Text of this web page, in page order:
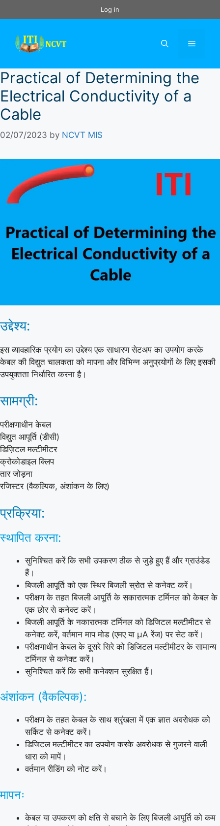
to
Log in
Menu
Practical of Determining the
Electrical Conductivity of a
Cable
02/07/2023 by NCVT MIS
उद्देश्य:
इस व्यावहारिक प्रयोग का उद्देश्य एक साधारण सेटअप का उपयोग करके
केबल की विद्युत चालकता को मापना और विभिन्न अनुप्रयोगों के लिए इसकी
उपयुक्तता निर्धारित करना है।
सामग्री:
परीक्षणाधीन केबल
विद्युत आपूर्ति (डीसी)
डिज़िटल मल्टीमीटर
क्रोकोडाइल क्लिप
तार जोड़ना
रजिस्टर (वैकल्पिक, अंशांकन के लिए)
प्रक्रिया:
स्थापित करना:
सुनिश्चित करें कि सभी उपकरण ठीक से जुड़े हुए हैं और ग्राउंडेड
हैं।
बिजली आपूर्ति को एक स्थिर बिजली स्रोत से कनेक्ट करें।
परीक्षण के तहत बिजली आपूर्ति के सकारात्मक टर्मिनल को केबल के
एक छोर से कनेक्ट करें।
बिजली आपूर्ति के नकारात्मक टर्मिनल को डिजिटल मल्टीमीटर से
कनेक्ट करें, वर्तमान माप मोड (एमए या μA रेंज) पर सेट करें।
परीक्षणाधीन केबल के दूसरे सिरे को डिजिटल मल्टीमीटर के सामान्य
टर्मिनल से कनेक्ट करें।
सुनिश्चित करें कि सभी कनेक्शन सुरक्षित हैं।
अंशांकन (वैकल्पिक):
परीक्षण के तहत केबल के साथ श्रृंखला में एक ज्ञात अवरोधक को
सर्किट से कनेक्ट करें।
डिजिटल मल्टीमीटर का उपयोग करके अवरोधक से गुजरने वाली
धारा को मापें।
वर्तमान रीडिंग को नोट करें।
मापनः
केबल या उपकरण को क्षति से बचाने के लिए बिजली आपूर्ति को कम